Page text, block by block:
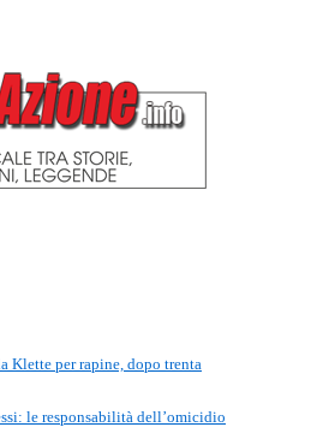
Klette per rapine, dopo trenta
le responsabilità dell’omicidio